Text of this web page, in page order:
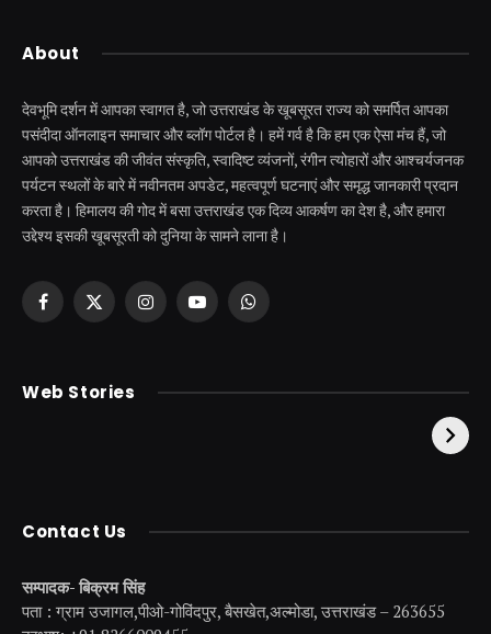
About
देवभूमि दर्शन में आपका स्वागत है, जो उत्तराखंड के खूबसूरत राज्य को समर्पित आपका
पसंदीदा ऑनलाइन समाचार और ब्लॉग पोर्टल है। हमें गर्व है कि हम एक ऐसा मंच हैं, जो
आपको उत्तराखंड की जीवंत संस्कृति, स्वादिष्ट व्यंजनों, रंगीन त्योहारों और आश्चर्यजनक
पर्यटन स्थलों के बारे में नवीनतम अपडेट, महत्वपूर्ण घटनाएं और समृद्ध जानकारी प्रदान
करता है। हिमालय की गोद में बसा उत्तराखंड एक दिव्य आकर्षण का देश है, और हमारा
उद्देश्य इसकी खूबसूरती को दुनिया के सामने लाना है।
Facebook
X
InstagramYouTubeWhatsApp
Web Stories
केदारनाथ से पहले होती है
उत्तराखंड की एक ऐसी
Contact Us
सम्पादक- बिक्रम सिंह
पता : ग्राम उजागल,पीओ-गोविंदपुर, बैसखेत,अल्मोडा, उत्तराखंड – 263655